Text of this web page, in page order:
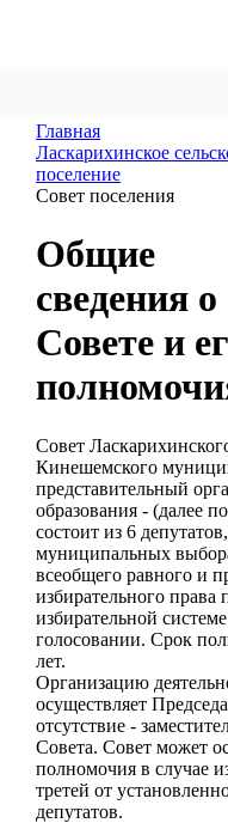
Главная
Ласкарихинское
поселение
Совет поселения
Общие
сведения о
Совете и
Совет
Кинешемского
представительный
образования - (далее
состоит из 6
муниципальных
всеобщего равного и
избирательного
избирательной
голосовании. Срок
лет.
Организацию
осуществляет
отсутствие -
Совета. Совет может
полномочия в случае
третей от
депутатов.